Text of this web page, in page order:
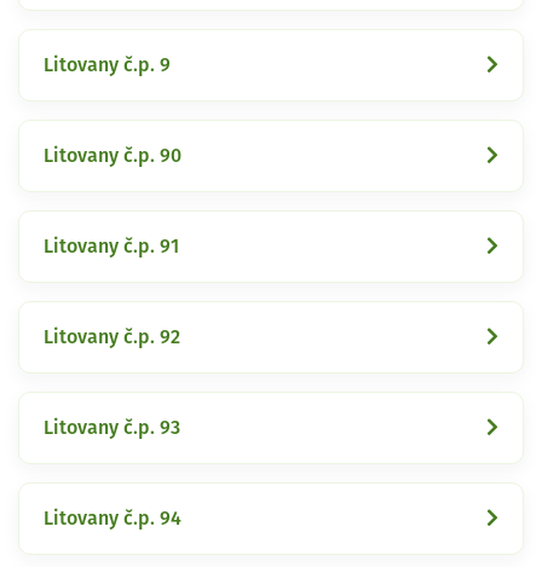
Litovany č.p. 9
Litovany č.p. 90
Litovany č.p. 91
Litovany č.p. 92
Litovany č.p. 93
Litovany č.p. 94